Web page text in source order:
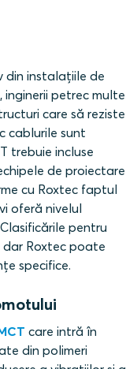
din instalațiile de
inginerii petrec multe
care să reziste
cablurile sunt
trebuie incluse
de proiectare
cu Roxtec faptul
oferă nivelul
pentru
dar Roxtec poate
specifice.
care intră în
din polimeri